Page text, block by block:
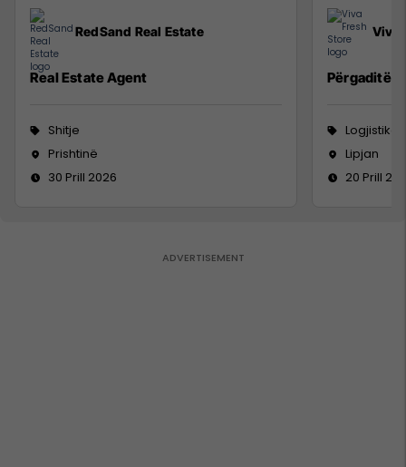
RedSand Real Estate
Real Estate Agent
Shitje
Prishtinë
30 Prill 2026
Viva
Përgaditës
Logjistikë
Lipjan
20 Prill